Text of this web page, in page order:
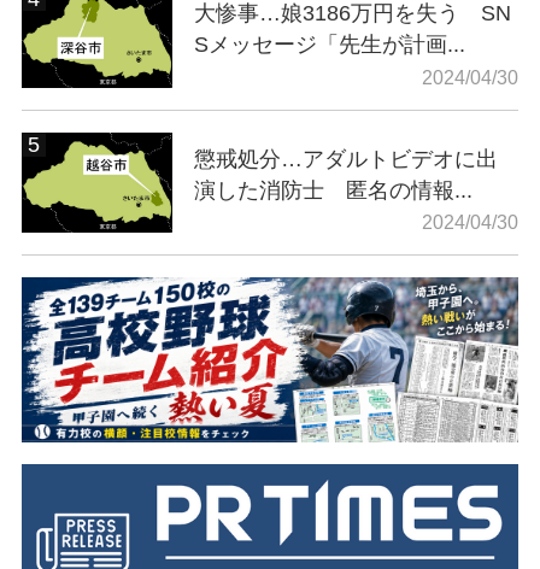
大惨事…娘3186万円を失う SN
Sメッセージ「先生が計画...
2024/04/30
懲戒処分…アダルトビデオに出
演した消防士 匿名の情報...
2024/04/30